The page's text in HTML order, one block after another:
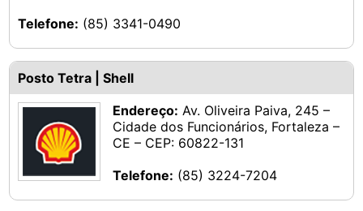
Telefone: (85) 3341-0490
Posto Tetra | Shell
Endereço: Av. Oliveira Paiva, 245 –
Cidade dos Funcionários, Fortaleza –
CE – CEP: 60822-131
Telefone: (85) 3224-7204